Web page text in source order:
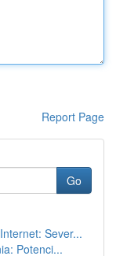
Report Page
Go
Sever...
Potenci...